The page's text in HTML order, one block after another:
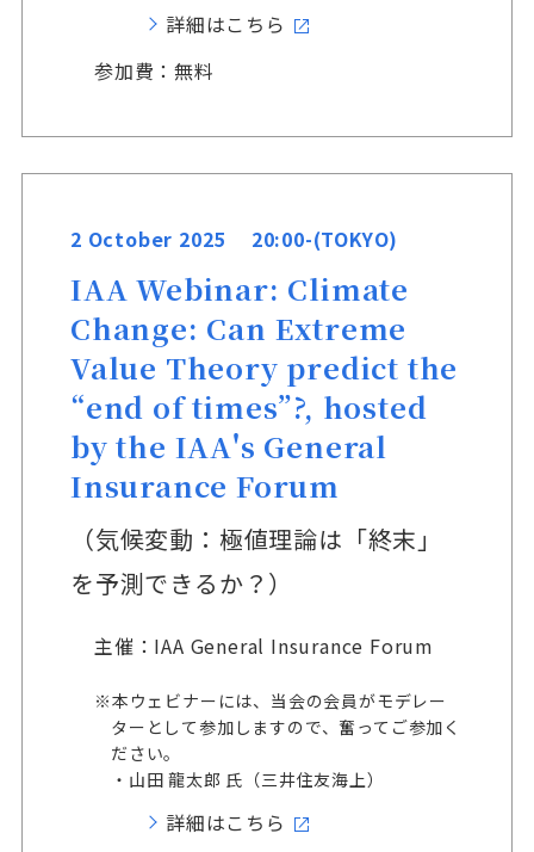
詳細はこちら
参加費：無料
2 October 2025 20:00-(TOKYO)
IAA Webinar: Climate
Change: Can Extreme
Value Theory predict the
“end of times”?, hosted
by the IAA's General
Insurance Forum
（気候変動：極値理論は「終末」
を予測できるか？）
主催：IAA General Insurance Forum
※本ウェビナーには、当会の会員がモデレー
ターとして参加しますので、奮ってご参加く
ださい。
・山田 龍太郎 氏（三井住友海上）
詳細はこちら